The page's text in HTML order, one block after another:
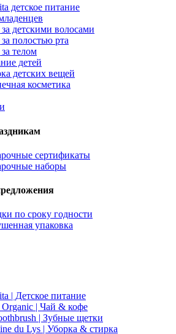
детское питание
детскими волосами
полостью рта
телом
детей
детских вещей
косметика
сертификаты
наборы
по сроку годности
упаковка
| Детское питание
| Чай & кофе
| Зубные щетки
du Lys | Уборка & стирка